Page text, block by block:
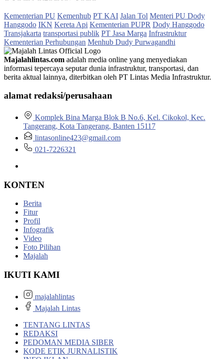
Kementerian PU Kemenhub PT KAI Jalan Tol Menteri PU Dody
Hanggodo IKN Kereta Api Kementerian PUPR Dody Hanggodo
Transjakarta transportasi publik PT Jasa Marga Infrastruktur
Kementerian Perhubungan Menhub Dudy Purwagandhi
Majalahlintas.com adalah media online yang menyediakan
informasi tepercaya seputar dunia infrastruktur, transportasi, dan
berita aktual lainnya, diterbitkan oleh PT Lintas Media Infrastruktur.
alamat redaksi/perusahaan
Komplek Bina Marga Blok B No.6, Kel. Cikokol, Kec.
Tangerang, Kota Tangerang, Banten 15117
lintasonline423@gmail.com
021-7226321
KONTEN
Berita
Fitur
Profil
Infografik
Video
Foto Pilihan
Majalah
IKUTI KAMI
majalahlintas
Majalah Lintas
TENTANG LINTAS
REDAKSI
PEDOMAN MEDIA SIBER
KODE ETIK JURNALISTIK